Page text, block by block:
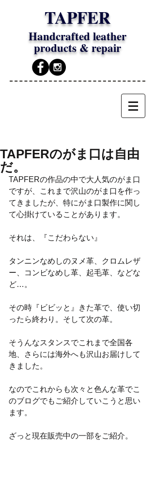
TAPFER
Handcrafted leather
products & repair
TAPFERのがま口は自由
だ。
TAPFERの作品の中で大人気のがま口
ですが、これまで沢山のがま口を作っ
てきましたが、特にがま口製作に関し
て心掛けていることがあります。
それは、『こだわらない』
タンニンなめしのヌメ革、クロムレザ
ー、コンビなめし革、起毛革、などな
ど…。
その時『ビビッと』きた革で、使い切
ったら終わり。そして次の革。
そうんなスタンスでこれまで全国各
地、さらには海外へも沢山お届けして
きました。
なのでこれからも次々と色んな革でこ
のブログでもご紹介していこうと思い
ます。
ざっと現在販売中の一部をご紹介。